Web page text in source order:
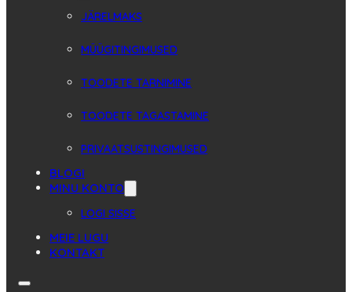
JÄRELMAKS
MÜÜGITINGIMUSED
TOODETE TARNIMINE
TOODETE TAGASTAMINE
PRIVAATSUSTINGIMUSED
BLOGI
MINU KONTO
LOGI SISSE
MEIE LUGU
KONTAKT